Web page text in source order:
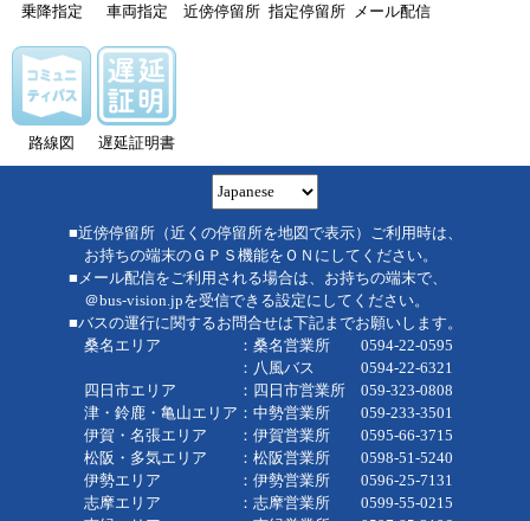
乗降指定 車両指定 近傍停留所 指定停留所 メール配信
路線図 遅延証明書
■近傍停留所（近くの停留所を地図で表示）ご利用時は、
お持ちの端末のＧＰＳ機能をＯＮにしてください。
■メール配信をご利用される場合は、お持ちの端末で、
＠bus-vision.jpを受信できる設定にしてください。
■バスの運行に関するお問合せは下記までお願いします。
桑名エリア ：桑名営業所 0594-22-0595
：八風バス 0594-22-6321
四日市エリア ：四日市営業所 059-323-0808
津・鈴鹿・亀山エリア：中勢営業所 059-233-3501
伊賀・名張エリア ：伊賀営業所 0595-66-3715
松阪・多気エリア ：松阪営業所 0598-51-5240
伊勢エリア ：伊勢営業所 0596-25-7131
志摩エリア ：志摩営業所 0599-55-0215